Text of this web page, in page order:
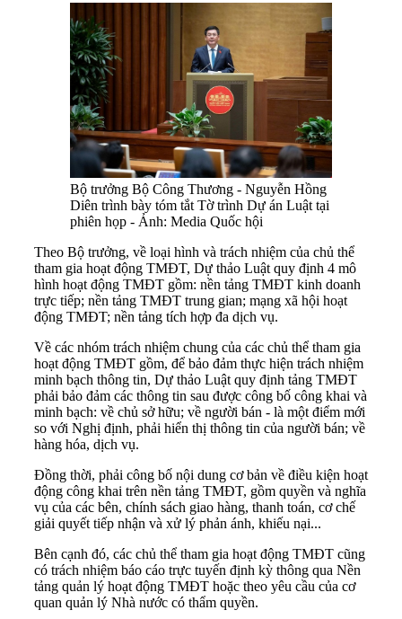
Bộ trưởng Bộ Công Thương - Nguyễn Hồng
Diên trình bày tóm tắt Tờ trình Dự án Luật tại
phiên họp - Ảnh: Media Quốc hội
Theo Bộ trưởng, về loại hình và trách nhiệm của chủ thể
tham gia hoạt động TMĐT, Dự thảo Luật quy định 4 mô
hình hoạt động TMĐT gồm: nền tảng TMĐT kinh doanh
trực tiếp; nền tảng TMĐT trung gian; mạng xã hội hoạt
động TMĐT; nền tảng tích hợp đa dịch vụ.
Về các nhóm trách nhiệm chung của các chủ thể tham gia
hoạt động TMĐT gồm, để bảo đảm thực hiện trách nhiệm
minh bạch thông tin, Dự thảo Luật quy định tảng TMĐT
phải bảo đảm các thông tin sau được công bố công khai và
minh bạch: về chủ sở hữu; về người bán - là một điểm mới
so với Nghị định, phải hiển thị thông tin của người bán; về
hàng hóa, dịch vụ.
Đồng thời, phải công bố nội dung cơ bản về điều kiện hoạt
động công khai trên nền tảng TMĐT, gồm quyền và nghĩa
vụ của các bên, chính sách giao hàng, thanh toán, cơ chế
giải quyết tiếp nhận và xử lý phản ánh, khiếu nại...
Bên cạnh đó, các chủ thể tham gia hoạt động TMĐT cũng
có trách nhiệm báo cáo trực tuyến định kỳ thông qua Nền
tảng quản lý hoạt động TMĐT hoặc theo yêu cầu của cơ
quan quản lý Nhà nước có thẩm quyền.